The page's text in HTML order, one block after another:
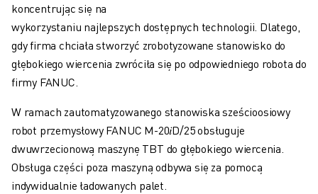
koncentrując się na
wykorzystaniu najlepszych dostępnych technologii. Dlatego,
gdy firma chciała stworzyć zrobotyzowane stanowisko do
głębokiego wiercenia zwróciła się po odpowiedniego robota do
firmy FANUC.
W ramach zautomatyzowanego stanowiska sześcioosiowy
robot przemysłowy FANUC M-20𝑖D/25 obsługuje
dwuwrzecionową maszynę TBT do głębokiego wiercenia.
Obsługa części poza maszyną odbywa się za pomocą
indywidualnie ładowanych palet.